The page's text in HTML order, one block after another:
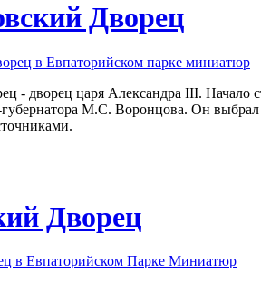
Дворец
- дворец царя Александра III. Начало
М.С. Воронцова. Он
Дворец